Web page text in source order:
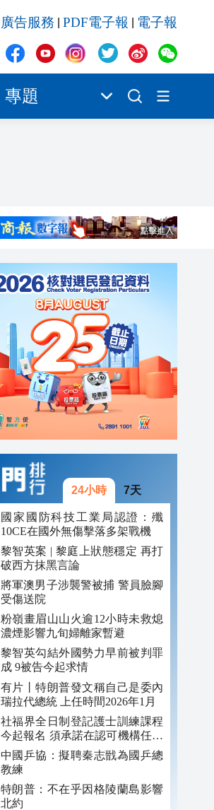
廣告服務 PDF電子報 電子報
專題
24小時 7天
國家國防科技工業局認證：殲
10CE在國外無傷擊落多架戰機
黎智英案 | 黎庭上狀態穩定 再打
破西方抹黑言論
將軍澳男子涉襲警被捕 警員臉腳
受傷送院
粉嶺畫眉山山火逾12小時未救熄
濃煙影響九旬婦離家暫避
黎智英勾結外國勢力早前被判罪
成 9被告今起求情
有片丨特朗普發文稱自己是委內
瑞拉代總統 上任時間2026年1月
社福界全日制登記護士訓練課程
今起報名 須承諾在認可機構任職
至少三年
中國乒協：擬聘秦志戩為國乒總
教練
特朗普：不在乎因格陵蘭島影響
北約